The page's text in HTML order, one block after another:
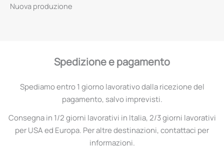
Nuova produzione
Spedizione e pagamento
Spediamo entro 1 giorno lavorativo dalla ricezione del
pagamento, salvo imprevisti.
Consegna in 1/2 giorni lavorativi in Italia, 2/3 giorni lavorativi
per USA ed Europa. Per altre destinazioni, contattaci per
informazioni.